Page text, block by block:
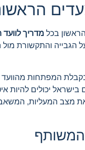
בכל מדריך
הגבייה והתקשורת
המפתחות מהוועד
יכולים
מצב המעליות,
המשותף